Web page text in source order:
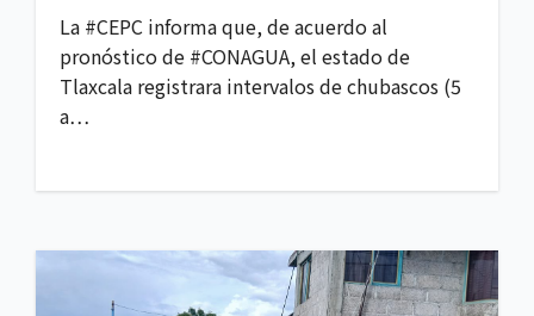
La #CEPC informa que, de acuerdo al
pronóstico de #CONAGUA, el estado de
Tlaxcala registrara intervalos de chubascos (5
a…